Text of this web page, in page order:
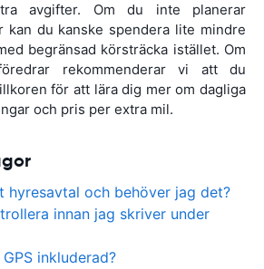
avgifter. Om du inte planerar
kan du kanske spendera lite mindre
begränsad körsträcka istället. Om
rekommenderar vi att du
för att lära dig mer om dagliga
och pris per extra mil.
hyresavtal och behöver jag det?
innan jag skriver under
inkluderad?